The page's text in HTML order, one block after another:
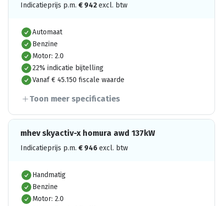
Indicatieprijs p.m. € 942excl. btw
Automaat
Benzine
Motor: 2.0
22% indicatie bijtelling
Vanaf € 45.150 fiscale waarde
Toon meer specificaties
mhev skyactiv-x homura awd 137kW
Indicatieprijs p.m. € 946 excl. btw
Handmatig
Benzine
Motor: 2.0